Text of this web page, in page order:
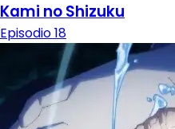
Kami no Shizuku
Episodio 18